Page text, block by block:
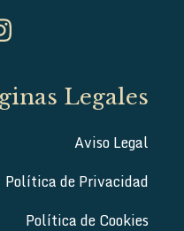
Legales
Aviso Legal
Política de Privacidad
Política de Cookies